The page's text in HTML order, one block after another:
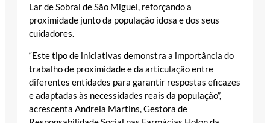
Lar de Sobral de São Miguel, reforçando a
proximidade junto da população idosa e dos seus
cuidadores.
“Este tipo de iniciativas demonstra a importância do
trabalho de proximidade e da articulação entre
diferentes entidades para garantir respostas eficazes
e adaptadas às necessidades reais da população”,
acrescenta Andreia Martins, Gestora de